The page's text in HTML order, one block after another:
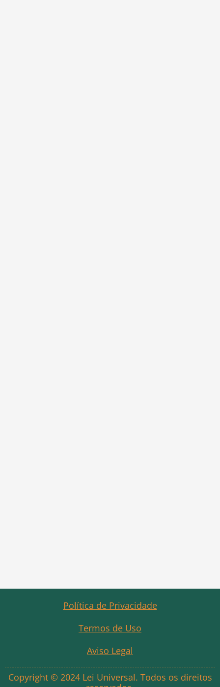
Política de Privacidade
Termos de Uso
Aviso Legal
Copyright © 2024 Lei Universal. Todos os direitos